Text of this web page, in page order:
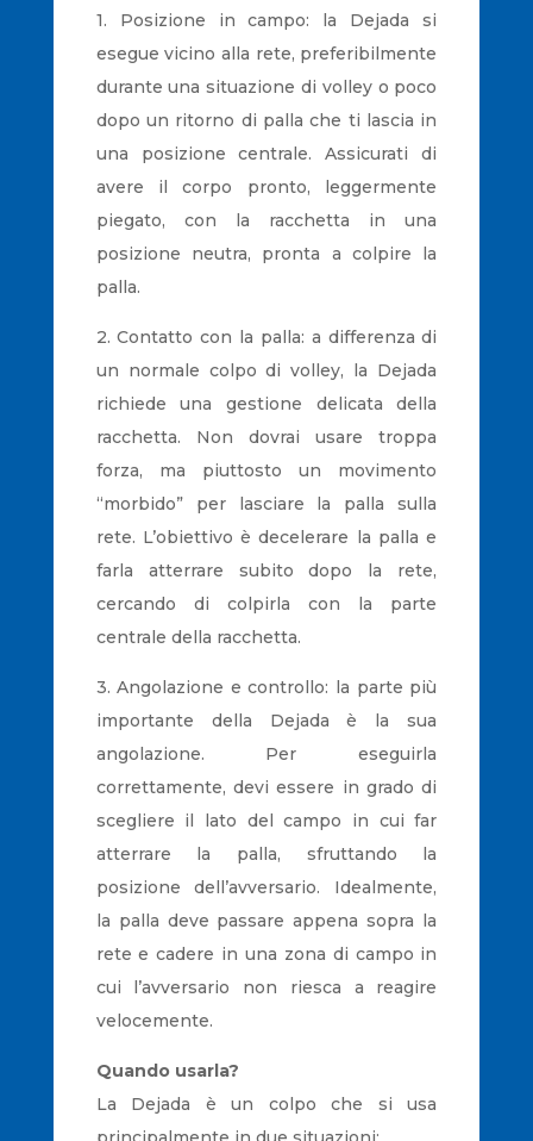
1. Posizione in campo: la Dejada si
esegue vicino alla rete, preferibilmente
durante una situazione di volley o poco
dopo un ritorno di palla che ti lascia in
una posizione centrale. Assicurati di
avere il corpo pronto, leggermente
piegato, con la racchetta in una
posizione neutra, pronta a colpire la
palla.
2. Contatto con la palla: a differenza di
un normale colpo di volley, la Dejada
richiede una gestione delicata della
racchetta. Non dovrai usare troppa
forza, ma piuttosto un movimento
“morbido” per lasciare la palla sulla
rete. L’obiettivo è decelerare la palla e
farla atterrare subito dopo la rete,
cercando di colpirla con la parte
centrale della racchetta.
3. Angolazione e controllo: la parte più
importante della Dejada è la sua
angolazione. Per eseguirla
correttamente, devi essere in grado di
scegliere il lato del campo in cui far
atterrare la palla, sfruttando la
posizione dell’avversario. Idealmente,
la palla deve passare appena sopra la
rete e cadere in una zona di campo in
cui l’avversario non riesca a reagire
velocemente.
Quando usarla?
La Dejada è un colpo che si usa